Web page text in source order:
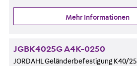
Mehr Informationen
JGBK4025G A4K-0250
JORDAHL Geländerbefestigung K40/25